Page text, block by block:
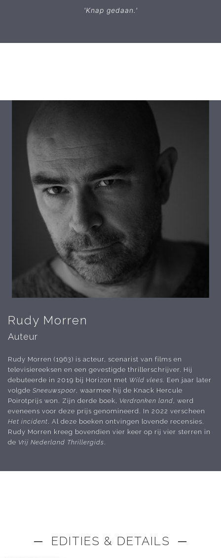
'Knap gedaan.'
Rudy Morren
Auteur
Rudy Morren (1963) is acteur, scenarist van films en
televisiereeksen en een gevestigde thrillerschrijver. Hij
debuteerde in 2019 bij Horizon met Wild vlees. Een jaar later
volgde Sneeuwspoor, waarmee hij de Knack Hercule
Poirotprijs won. Zijn derde boek, Verdronken land, werd
eveneens voor deze prijs genomineerd. In 2022 verscheen
Het incident. Al deze boeken ontvingen lovende recensies.
Rudy Morren kreeg bovendien vier keer op rij vier sterren in
de Vrij Nederland Thrillergids.
─ EDITIES & DETAILS ─